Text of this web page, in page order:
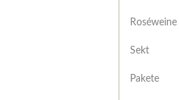
Roséweine
Sekt
Pakete